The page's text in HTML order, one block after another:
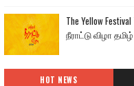
The Yellow
நீராட்டு விழா
HOT NEWS